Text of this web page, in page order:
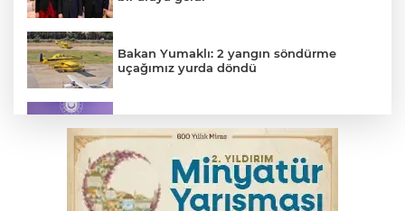
Bakan Yumaklı: 2 yangın söndürme
uçağımız yurda döndü
milletimize hayırlı olsun
YENİ Parti Genel Başkanı Özel'den